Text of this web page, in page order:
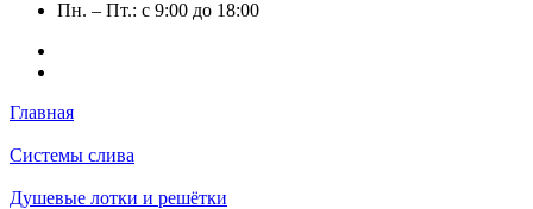
Пн. – Пт.: с 9:00 до 18:00
Главная
Системы слива
Душевые лотки и решётки